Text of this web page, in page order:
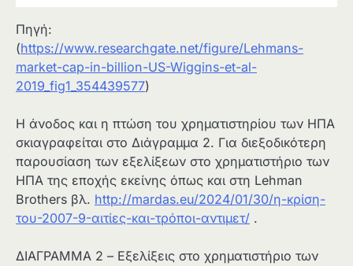
Πηγή:
(https://www.researchgate.net/figure/Lehmans-
market-cap-in-billion-US-Wiggins-et-al-
2019_fig1_354439577)
Η άνοδος και η πτώση του χρηματιστηρίου των ΗΠΑ
σκιαγραφείται στο Διάγραμμα 2. Για διεξοδικότερη
παρουσίαση των εξελίξεων στο χρηματιστήριο των
ΗΠΑ της εποχής εκείνης όπως και στη Lehman
Brothers βλ. http://mardas.eu/2024/01/30/η-κρίση-
του-2007-9-αιτίες-και-τρόποι-αντιμετ/ .
ΔΙΑΓΡΑΜΜΑ 2 – Εξελίξεις στο χρηματιστήριο των